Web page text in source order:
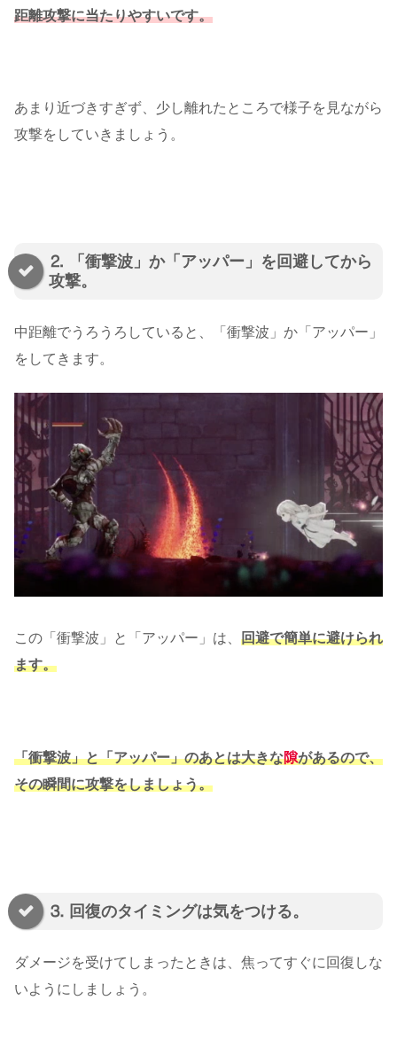
距離攻撃に当たりやすいです。
あまり近づきすぎず、少し離れたところで様子を見ながら
攻撃をしていきましょう。
⒉ 「衝撃波」か「アッパー」を回避してから
攻撃。
中距離でうろうろしていると、「衝撃波」か「アッパー」
をしてきます。
この「衝撃波」と「アッパー」は、 回避で簡単に避けられ
ます。
「衝撃波」と「アッパー」のあとは大きな隙があるので、
その瞬間に攻撃をしましょう。
⒊ 回復のタイミングは気をつける。
ダメージを受けてしまったときは、焦ってすぐに回復しな
いようにしましょう。